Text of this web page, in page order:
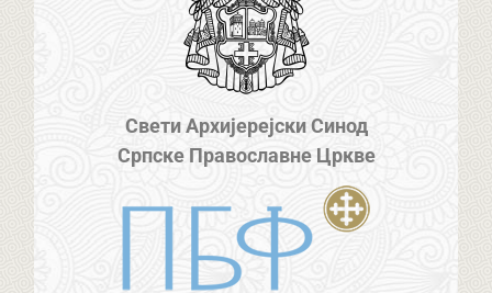
Свети Архијерејски Синод
Српске Православне Цркве